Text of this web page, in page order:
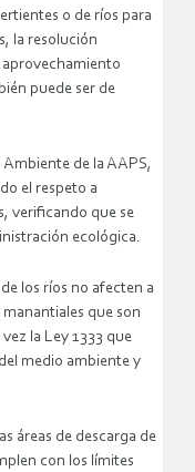
o de ríos para
la resolución
puede ser de
de la AAPS,
el respeto a
verificando que se
ecológica.
los ríos no afecten a
que son
la Ley 1333 que
medio ambiente y
áreas de descarga de
con los límites